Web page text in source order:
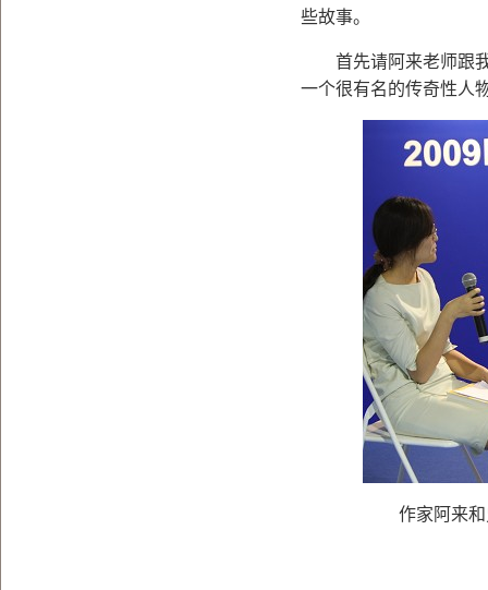
些故事。
首先请阿来老师跟我
一个很有名的传奇性人
作家阿来